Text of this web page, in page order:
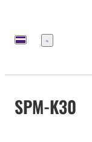
Menu
SPM-K30